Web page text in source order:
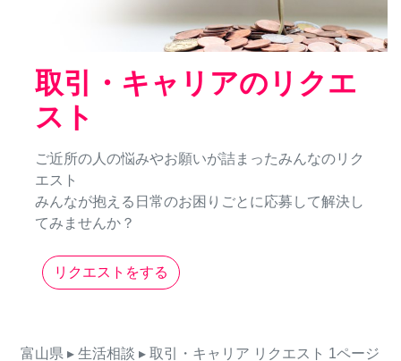
取引・キャリアのリクエ
スト
ご近所の人の悩みやお願いが詰まったみんなのリク
エスト
みんなが抱える日常のお困りごとに応募して解決し
てみませんか？
リクエストをする
富山県 ▸ 生活相談 ▸ 取引・キャリア リクエスト 1ページ